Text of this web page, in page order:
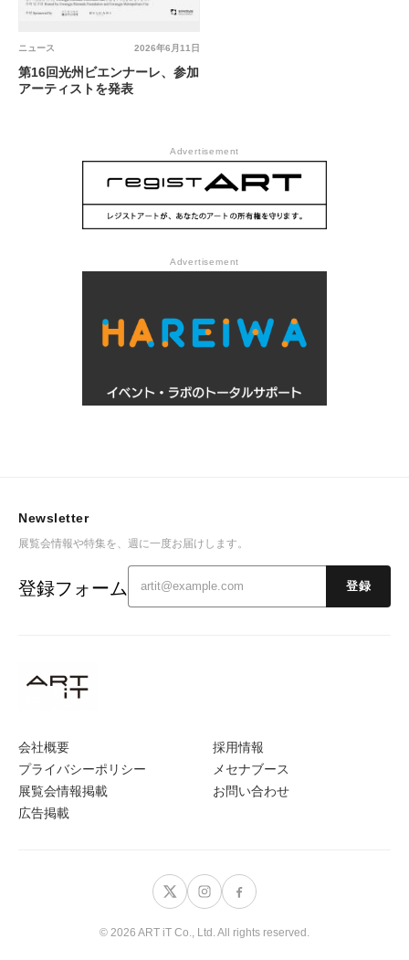
2026年6月11日
ニュース
第16回光州ビエンナーレ、参加
アーティストを発表
Advertisement
Advertisement
会社概要
プライバシーポリシー
展覧会情報掲載
広告掲載
採用情報
メセナブース
お問い合わせ
Newsletter
展覧会情報や特集を、週に一度お届けします。
登録フォーム 登録
© 2026 ART iT Co., Ltd. All rights reserved.